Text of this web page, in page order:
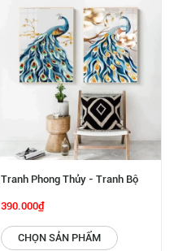
Tranh Phong Thủy - Tranh Bộ
Đôi Chim Công Và Hoa SGP
390.000₫
CHỌN SẢN PHẨM